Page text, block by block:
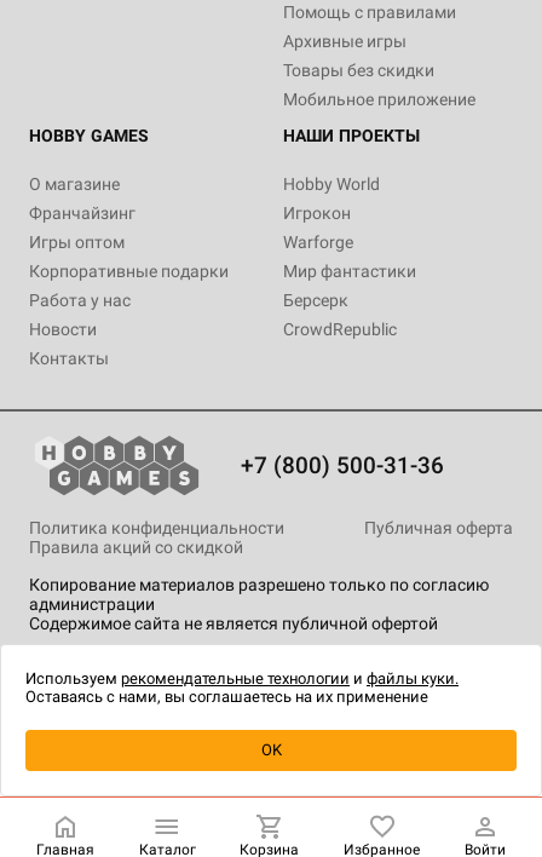
Помощь с правилами
Архивные игры
Товары без скидки
Мобильное приложение
HOBBY GAMES
О магазине
Франчайзинг
Игры оптом
Корпоративные подарки
Работа у нас
Новости
Контакты
НАШИ ПРОЕКТЫ
Hobby World
Игрокон
Warforge
Мир фантастики
Берсерк
CrowdRepublic
+7 (800) 500-31-36
Копирование материалов разрешено только по согласию
администрации
Содержимое сайта не является публичной офертой
Политика конфиденциальности
Публичная оферта
Правила акций со скидкой
технологии.
Главная Каталог Корзина Избранное Войти
Используем рекомендательные технологии и файлы куки.
Оставаясь с нами, вы соглашаетесь на их применение
OK